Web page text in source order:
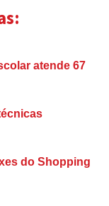
atende 67
do Shopping